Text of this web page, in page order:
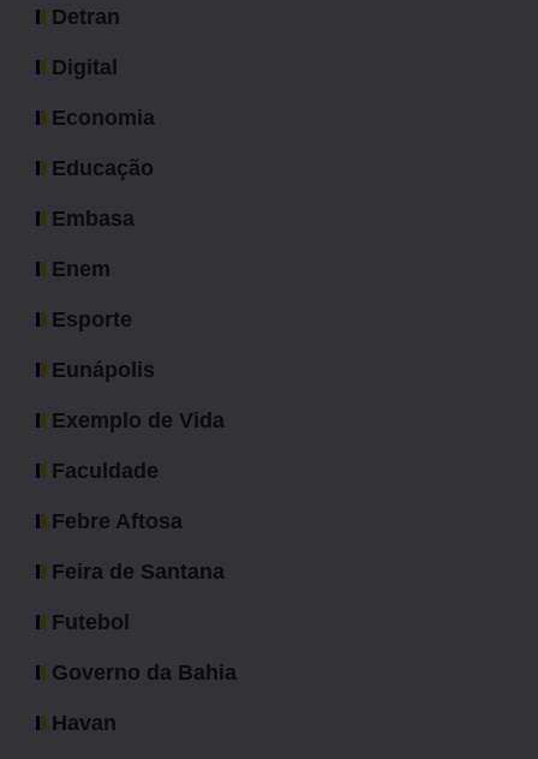
Detran
Digital
Economia
Educação
Embasa
Enem
Esporte
Eunápolis
Exemplo de Vida
Faculdade
Febre Aftosa
Feira de Santana
Futebol
Governo da Bahia
Havan